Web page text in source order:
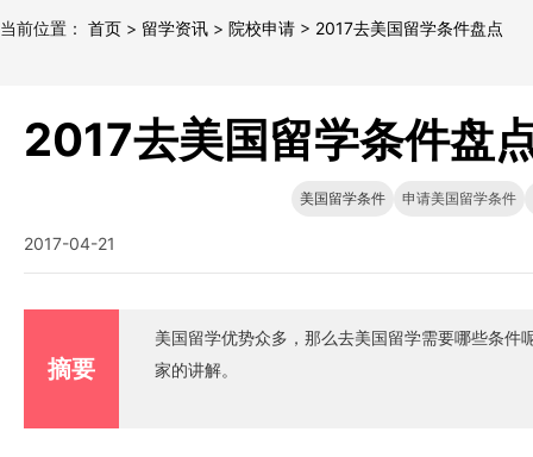
当前位置： 首页 > 留学资讯 > 院校申请 > 2017去美国留学条件盘点
2017去美国留学条件盘
美国留学条件 申请美国留学条件
2017-04-21
摘要
美国留学优势众多，那么去美国留学需要哪些条
家的讲解。